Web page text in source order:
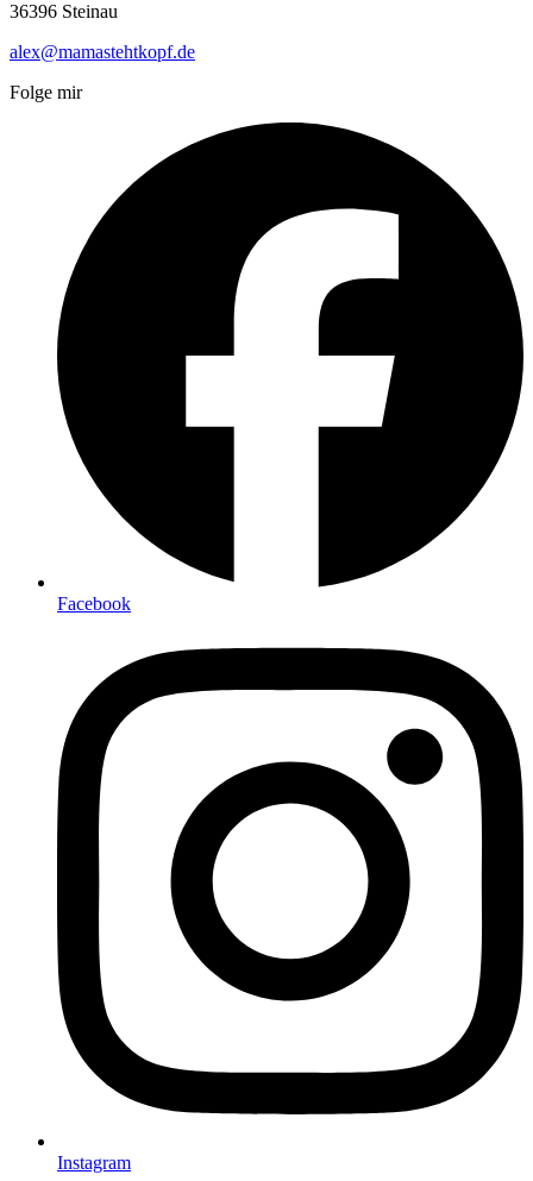
36396 Steinau
alex@mamastehtkopf.de
Folge mir
Facebook
Instagram